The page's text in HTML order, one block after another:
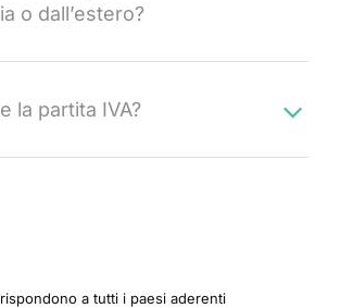
o dall’estero?
la partita IVA?
a tutti i paesi aderenti